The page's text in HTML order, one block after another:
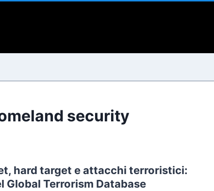
security
hard target e attacchi terroristici:
Global Terrorism Database